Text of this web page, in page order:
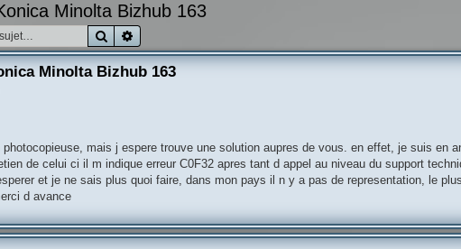
Minolta Bizhub 163
Rechercher
Minolta Bizhub 163
mais j espere trouve une solution aupres de vous. en effet, je suis en
de celui ci il m indique erreur C0F32 apres tant d appel au niveau du support
et je ne sais plus quoi faire, dans mon pays il n y a pas de representation, le
d avance